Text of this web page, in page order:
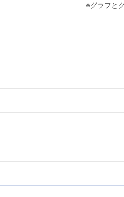
※グラフと